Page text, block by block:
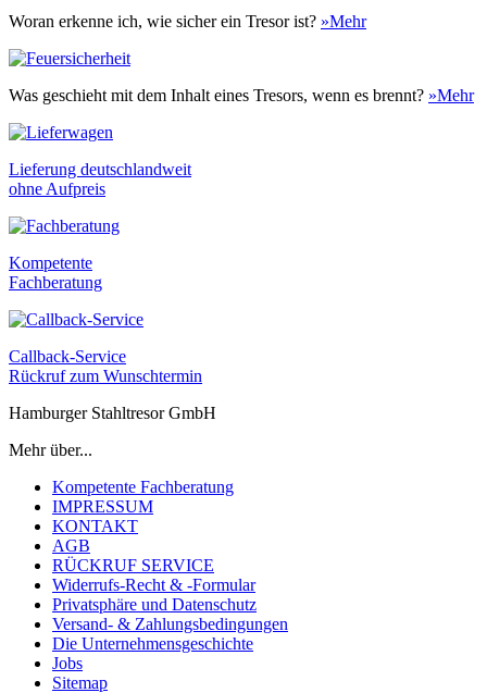
Woran erkenne ich, wie sicher ein Tresor ist? »Mehr
Was geschieht mit dem Inhalt eines Tresors, wenn es brennt? »Mehr
Lieferung deutschlandweit
ohne Aufpreis
Kompetente
Fachberatung
Callback-Service
Rückruf zum Wunschtermin
Hamburger Stahltresor GmbH
Mehr über...
Kompetente Fachberatung
IMPRESSUM
KONTAKT
AGB
RÜCKRUF SERVICE
Widerrufs-Recht & -Formular
Privatsphäre und Datenschutz
Versand- & Zahlungsbedingungen
Die Unternehmensgeschichte
Jobs
Sitemap